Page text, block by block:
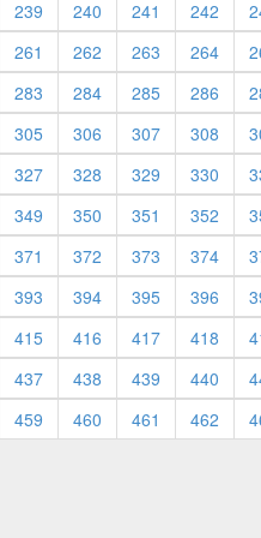
239 240 241 242
261 262 263 264
283 284 285 286
305 306 307 308
327 328 329 330
349 350 351 352
371 372 373 374
393 394 395 396
415 416 417 418
437 438 439 440
459 460 461 462